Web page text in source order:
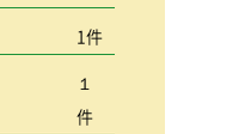
1件
１
件